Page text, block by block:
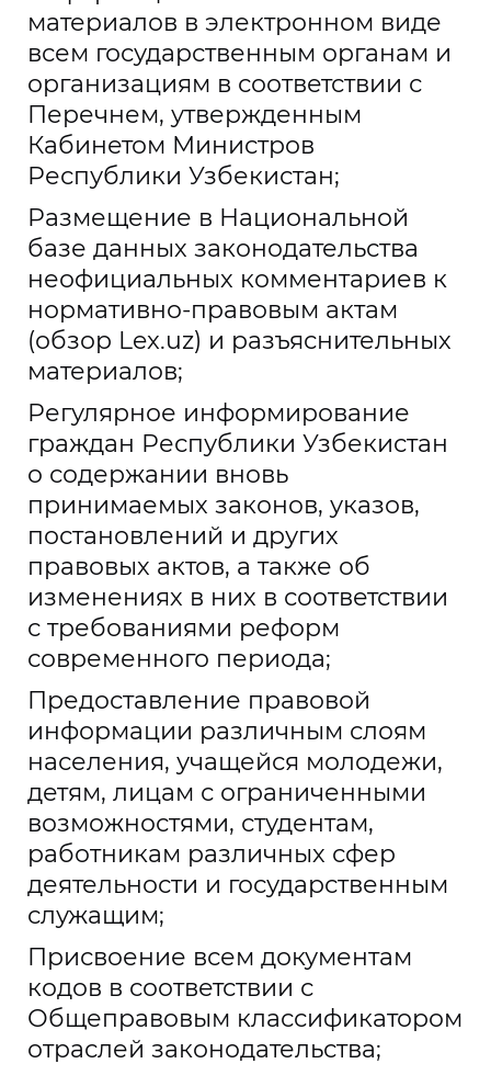
материалов в электронном виде
всем государственным органам и
организациям в соответствии с
Перечнем, утвержденным
Кабинетом Министров
Республики Узбекистан;
Размещение в Национальной
базе данных законодательства
неофициальных комментариев к
нормативно-правовым актам
(обзор Lex.uz) и разъяснительных
материалов;
Регулярное информирование
граждан Республики Узбекистан
о содержании вновь
принимаемых законов, указов,
постановлений и других
правовых актов, а также об
изменениях в них в соответствии
с требованиями реформ
современного периода;
Предоставление правовой
информации различным слоям
населения, учащейся молодежи,
детям, лицам с ограниченными
возможностями, студентам,
работникам различных сфер
деятельности и государственным
служащим;
Присвоение всем документам
кодов в соответствии с
Общеправовым классификатором
отраслей законодательства;